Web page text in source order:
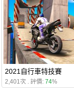
2021自行車特技賽
2,401次 . 評價: 74%